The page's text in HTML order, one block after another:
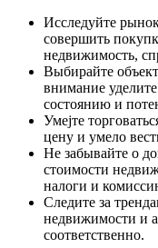
Исследуйте
совершить
недвижимость,
Выбирайте
внимание
состоянию и
Умеjте
цену и умело
Не забывайте о
стоимости
налоги и
Следите за
недвижимости и
соответственно.